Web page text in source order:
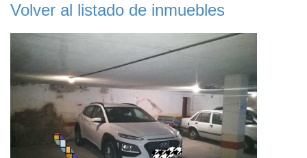
Volver al listado de inmuebles